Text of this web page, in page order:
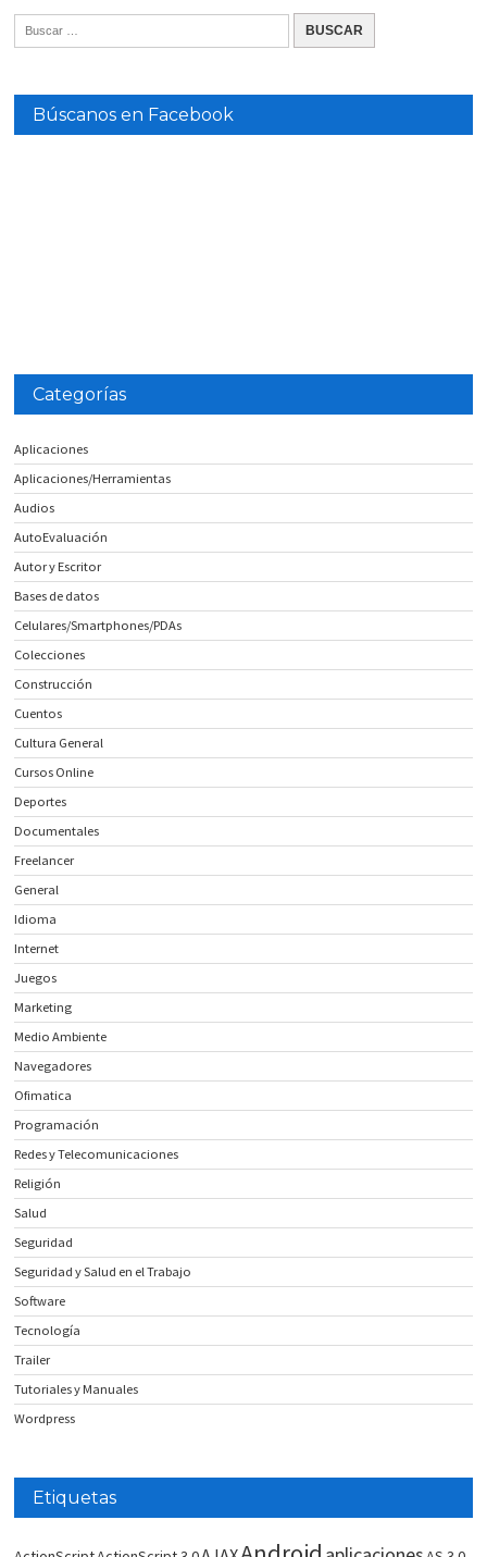
Búscanos en Facebook
Categorías
Aplicaciones
Aplicaciones/Herramientas
Audios
AutoEvaluación
Autor y Escritor
Bases de datos
Celulares/Smartphones/PDAs
Colecciones
Construcción
Cuentos
Cultura General
Cursos Online
Deportes
Documentales
Freelancer
General
Idioma
Internet
Juegos
Marketing
Medio Ambiente
Navegadores
Ofimatica
Programación
Redes y Telecomunicaciones
Religión
Salud
Seguridad
Seguridad y Salud en el Trabajo
Software
Tecnología
Trailer
Tutoriales y Manuales
Wordpress
Etiquetas